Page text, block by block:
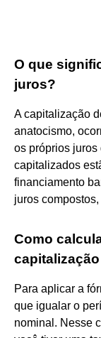
O que
juros?
A capitalização
anatocismo,
os próprios juros
capitalizados
financiamento
juros
Como
Para aplicar a
que igualar o
nominal. Nesse